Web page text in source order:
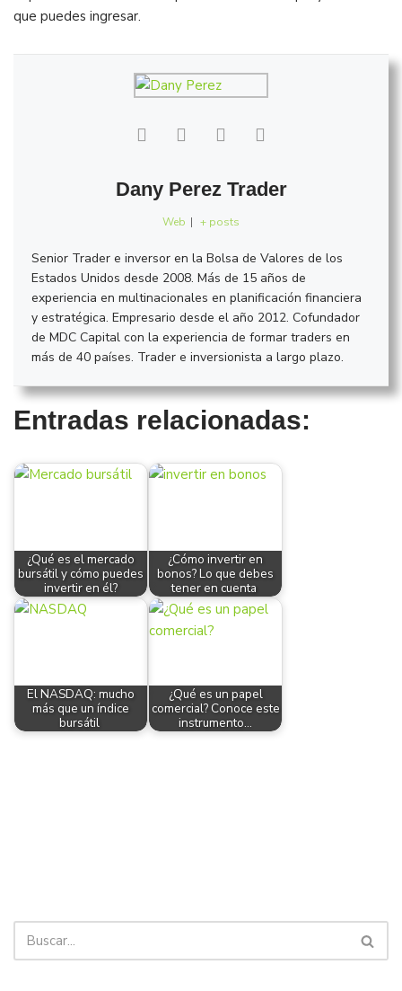
que puedes ingresar.
Dany Perez Trader
Web | + posts
Senior Trader e inversor en la Bolsa de Valores de los
Estados Unidos desde 2008. Más de 15 años de
experiencia en multinacionales en planificación financiera
y estratégica. Empresario desde el año 2012. Cofundador
de MDC Capital con la experiencia de formar traders en
más de 40 países. Trader e inversionista a largo plazo.
Entradas relacionadas:
¿Qué es el mercado
bursátil y cómo puedes
invertir en él?
¿Cómo invertir en
bonos? Lo que debes
tener en cuenta
El NASDAQ: mucho
más que un índice
bursátil
¿Qué es un papel
comercial? Conoce este
instrumento…